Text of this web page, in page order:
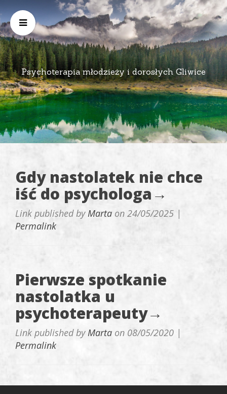
Psychoterapia młodzieży i dorosłych Gliwice
Gdy nastolatek nie chce
iść do psychologa→
Link published byMarta on 24/05/2025 |
Permalink
Pierwsze spotkanie
nastolatka u
psychoterapeuty→
Link published byMarta on 08/05/2020 |
Permalink